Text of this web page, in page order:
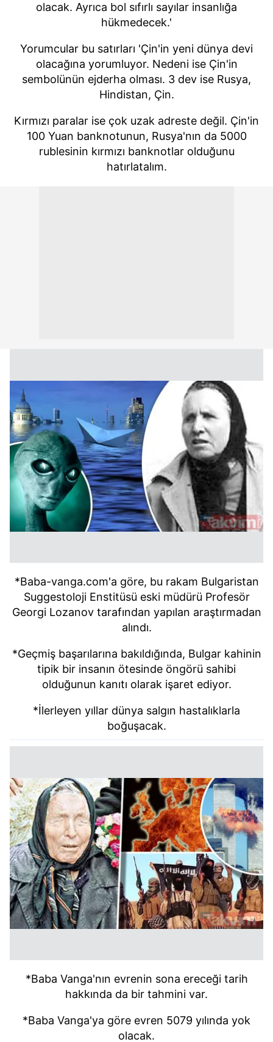
olacak. Ayrıca bol sıfırlı sayılar insanlığa
hükmedecek.'
Yorumcular bu satırları 'Çin'in yeni dünya devi
olacağına yorumluyor. Nedeni ise Çin'in
sembolünün ejderha olması. 3 dev ise Rusya,
Hindistan, Çin.
Kırmızı paralar ise çok uzak adreste değil. Çin'in
100 Yuan banknotunun, Rusya'nın da 5000
rublesinin kırmızı banknotlar olduğunu
hatırlatalım.
*Baba-vanga.com'a göre, bu rakam Bulgaristan
Suggestoloji Enstitüsü eski müdürü Profesör
Georgi Lozanov tarafından yapılan araştırmadan
alındı.
*Geçmiş başarılarına bakıldığında, Bulgar kahinin
tipik bir insanın ötesinde öngörü sahibi
olduğunun kanıtı olarak işaret ediyor.
*İlerleyen yıllar dünya salgın hastalıklarla
boğuşacak.
*Baba Vanga'nın evrenin sona ereceği tarih
hakkında da bir tahmini var.
*Baba Vanga'ya göre evren 5079 yılında yok
olacak.